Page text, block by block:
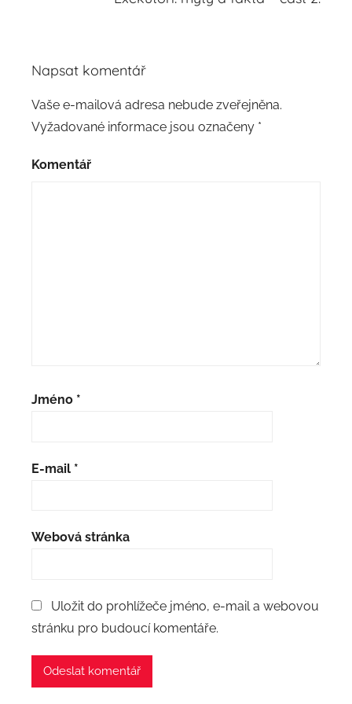
Napsat komentář
Vaše e-mailová adresa nebude zveřejněna.
Vyžadované informace jsou označeny *
Komentář
Jméno *
E-mail *
Webová stránka
Uložit do prohlížeče jméno, e-mail a webovou
stránku pro budoucí komentáře.